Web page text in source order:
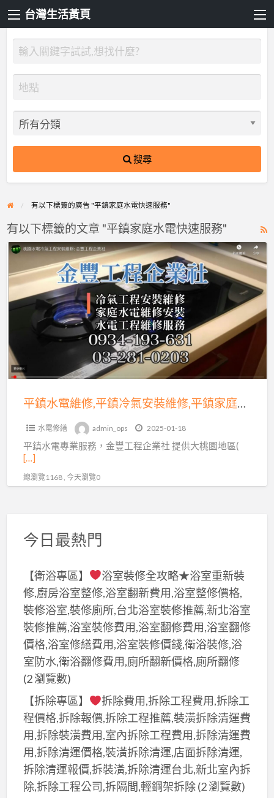
台灣生活黃頁
搜尋
有以下標簽的廣告 "平鎮家庭水電快速服務"
有以下標籤的文章 "平鎮家庭水電快速服務"
平
水
電
平
鎮
冷
平鎮水電維修,平鎮冷氣安裝維修,平鎮家庭水電快速服務
水電修繕 admin_ops 2025-01-18
平鎮水電專業服務，金豐工程企業社 提供大桃園地區(
[…]
總瀏覽1168 , 今天瀏覽0
今日最熱門
【衛浴專區】
浴室裝修全攻略★浴室重新裝
修,廚房浴室整修,浴室翻新費用,浴室整修價格,
裝修浴室,裝修廁所,台北浴室裝修推薦,新北浴室
裝修推薦,浴室裝修費用,浴室翻修費用,浴室翻修
價格,浴室修繕費用,浴室裝修價錢,衛浴裝修,浴
室防水,衛浴翻修費用,廁所翻新價格,廁所翻修
(2 瀏覽數)
【拆除專區】
拆除費用,拆除工程費用,拆除工
程價格,拆除報價,拆除工程推薦,裝潢拆除清運費
用,拆除裝潢費用,室內拆除工程費用,拆除清運費
用,拆除清運價格,裝潢拆除清運,店面拆除清運,
拆除清運報價,拆裝潢,拆除清運台北,新北室內拆
除,拆除工程公司,拆隔間,輕鋼架拆除(2 瀏覽數)